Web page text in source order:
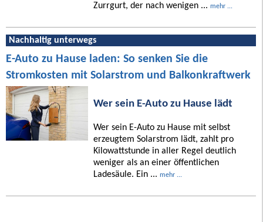
Zurrgurt, der nach wenigen ... mehr ...
Nachhaltig unterwegs
E-Auto zu Hause laden: So senken Sie die
Stromkosten mit Solarstrom und Balkonkraftwerk
Wer sein E-Auto zu Hause lädt
Wer sein E-Auto zu Hause mit selbst
erzeugtem Solarstrom lädt, zahlt pro
Kilowattstunde in aller Regel deutlich
weniger als an einer öffentlichen
Ladesäule. Ein ... mehr ...